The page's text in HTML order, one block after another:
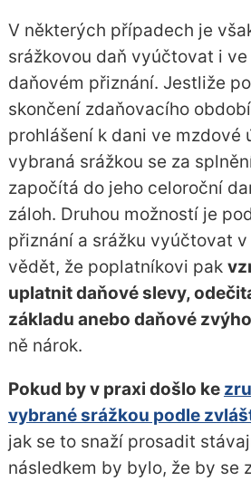
V některých případech je
srážkovou daň vyúčtovat i
daňovém přiznání. Jestliže
skončení zdaňovacího
prohlášení k dani ve mzdové
vybraná srážkou se za
započítá do jeho celoroční
záloh. Druhou možností je
přiznání a srážku vyúčtovat
vědět, že poplatníkovi pak
uplatnit daňové slevy,
základu anebo daňové
ně nárok.
Pokud by v praxi došlo ke
vybrané srážkou podle
jak se to snaží prosadit
následkem by bylo, že by se